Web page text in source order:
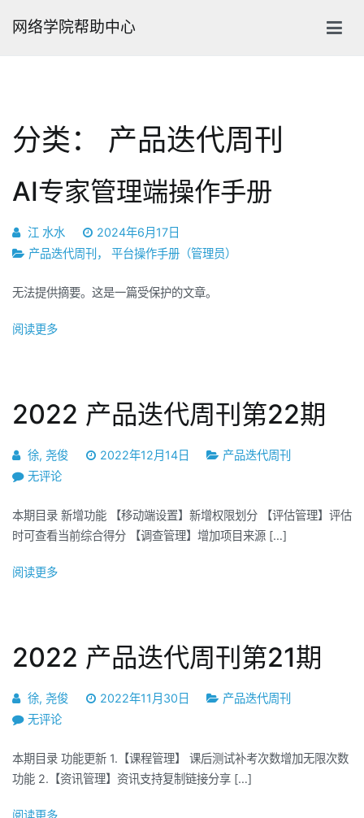
网络学院帮助中心
分类： 产品迭代周刊
AI专家管理端操作手册
江 水水
2024年6月17日
产品迭代周刊 ， 平台操作手册（管理员）
无法提供摘要。这是一篇受保护的文章。
阅读更多
2022 产品迭代周刊第22期
徐, 尧俊 2022年12月14日
产品迭代周刊
2022
品
迭
周
期
无评论
本期目录 新增功能 【移动端设置】新增权限划分 【评估管理】评估
时可查看当前综合得分 【调查管理】增加项目来源 […]
阅读更多
2022 产品迭代周刊第21期
徐, 尧俊 2022年11月30日
产品迭代周刊
2022
品
迭
无评论
本期目录 功能更新 1.【课程管理】 课后测试补考次数增加无限次数
功能 2.【资讯管理】资讯支持复制链接分享 […]
阅读更多